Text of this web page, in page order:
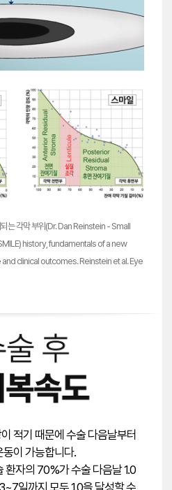
되는 각막 부위(Dr. Dan Reinstein - Small
history, fundamentals of a new
clinical outcomes. Reinstein et al. Eye
적기 때문에 수술 다음날부터
이 가능합니다.
환자의 70%가 수술 다음날 1.0